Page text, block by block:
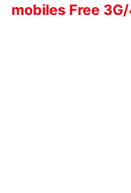
mobiles Free